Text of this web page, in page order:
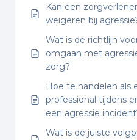
Kan een
weigeren bij
Wat is de richtlijn
omgaan met
zorg?
Hoe te handelen als
professional tijdens
een agressie
Wat is de juiste